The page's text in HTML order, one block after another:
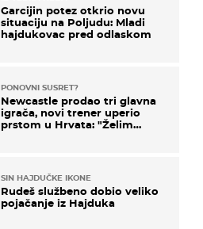
Garcijin potez otkrio novu
situaciju na Poljudu: Mladi
hajdukovac pred odlaskom
PONOVNI SUSRET?
Newcastle prodao tri glavna
igrača, novi trener uperio
prstom u Hrvata: "Želim
SIN HAJDUČKE IKONE
Rudeš službeno dobio veliko
pojačanje iz Hajduka